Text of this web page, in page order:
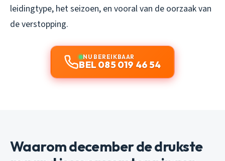
leidingtype, het seizoen, en vooral van de oorzaak van
de verstopping.
NU BEREIKBAAR
BEL 085 019 46 54
Waarom december de drukste